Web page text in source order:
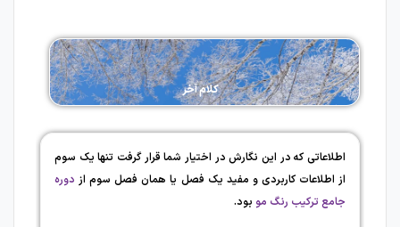
کلام آخر
اطلاعاتی که در این نگارش در اختیار شما قرار گرفت تنها یک سوم
از اطلاعات کاربردی و مفید یک فصل یا همان فصل سوم از دوره
جامع ترکیب رنگ مو بود.